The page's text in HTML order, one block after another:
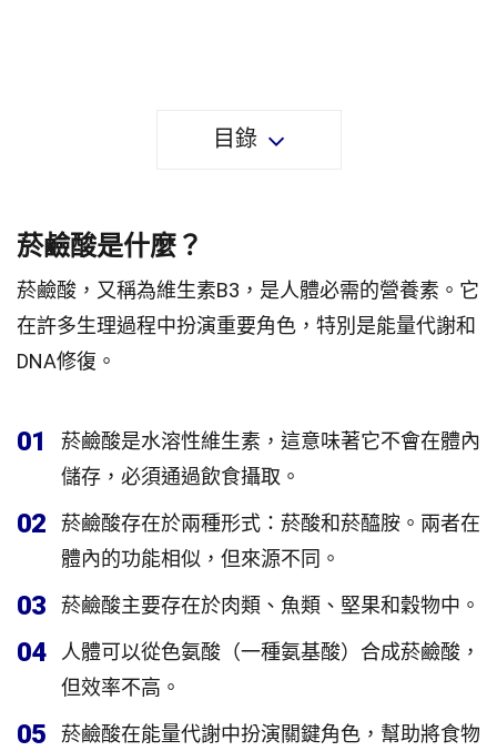
目錄
菸鹼酸是什麼？
菸鹼酸，又稱為維生素B3，是人體必需的營養素。它
在許多生理過程中扮演重要角色，特別是能量代謝和
DNA修復。
01
菸鹼酸是水溶性維生素，這意味著它不會在體內
儲存，必須通過飲食攝取。
02
菸鹼酸存在於兩種形式：菸酸和菸醯胺。兩者在
體內的功能相似，但來源不同。
03 菸鹼酸主要存在於肉類、魚類、堅果和穀物中。
04
人體可以從色氨酸（一種氨基酸）合成菸鹼酸，
但效率不高。
05
菸鹼酸在能量代謝中扮演關鍵角色，幫助將食物